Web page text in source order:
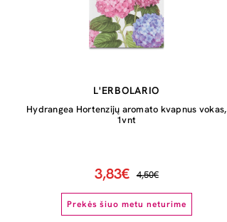
L'ERBOLARIO
Hydrangea Hortenzijų aromato kvapnus vokas,
1vnt
3,83€ 4,50€
Prekės šiuo metu neturime